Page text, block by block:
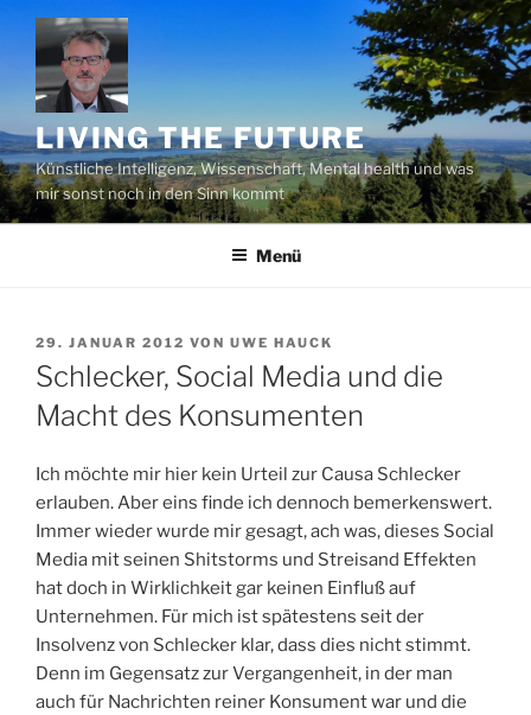
Zum
Inhalt
springen
LIVING THE FUTURE
Künstliche Intelligenz, Wissenschaft, Mental health und was
mir sonst noch in den Sinn kommt
Menü
VERÖFFENTLICHT
AM
29. JANUAR 2012 VON UWE HAUCK
Schlecker, Social Media und die
Macht des Konsumenten
Ich möchte mir hier kein Urteil zur Causa Schlecker
erlauben. Aber eins finde ich dennoch bemerkenswert.
Immer wieder wurde mir gesagt, ach was, dieses Social
Media mit seinen Shitstorms und Streisand Effekten
hat doch in Wirklichkeit gar keinen Einfluß auf
Unternehmen. Für mich ist spätestens seit der
Insolvenz von Schlecker klar, dass dies nicht stimmt.
Denn im Gegensatz zur Vergangenheit, in der man
auch für Nachrichten reiner Konsument war und die